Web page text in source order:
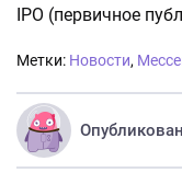
IPO (первичное
Метки: Новости,